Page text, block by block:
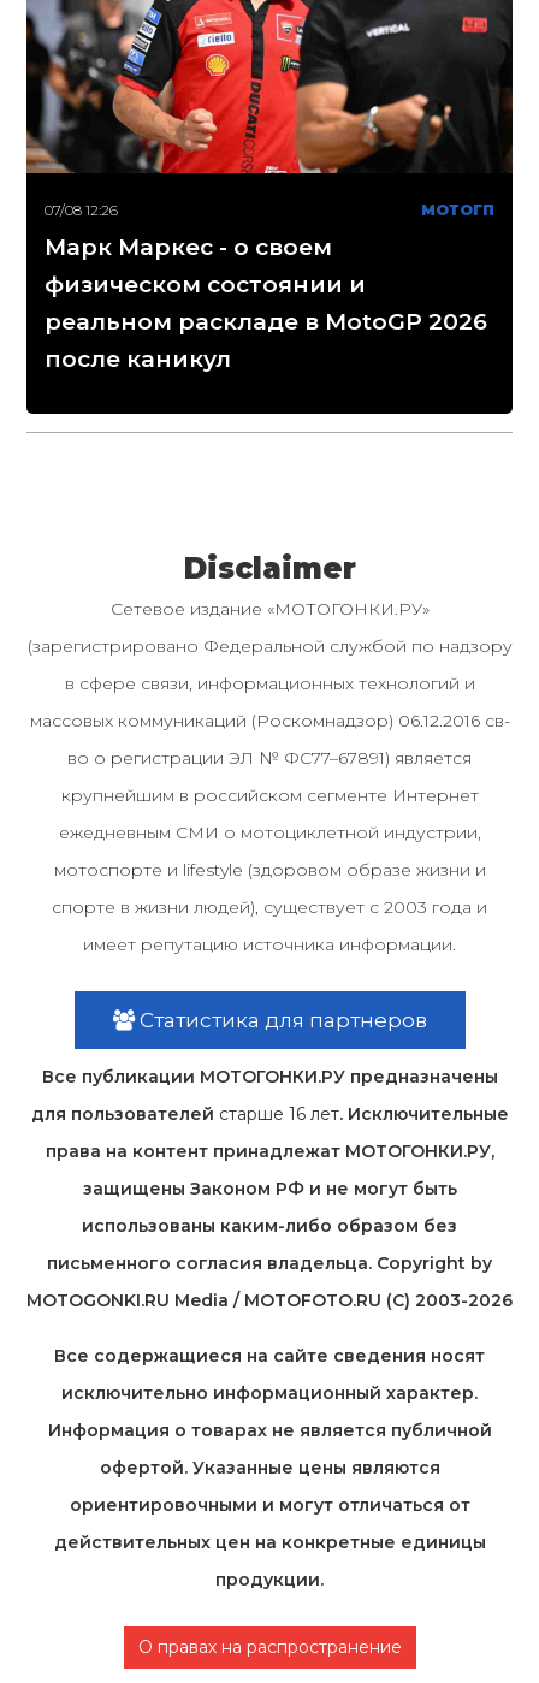
07/08 12:26 МОТОГП
Марк Маркес - о своем
физическом состоянии и
реальном раскладе в MotoGP 2026
после каникул
Disclaimer
Сетевое издание «МОТОГОНКИ.РУ»
(зарегистрировано Федеральной службой по надзору
в сфере связи, информационных технологий и
массовых коммуникаций (Роскомнадзор) 06.12.2016 св-
во о регистрации ЭЛ № ФС77–67891) является
крупнейшим в российском сегменте Интернет
ежедневным СМИ о мотоциклетной индустрии,
мотоспорте и lifestyle (здоровом образе жизни и
спорте в жизни людей), существует с 2003 года и
имеет репутацию источника информации.
Статистика для партнеров
Все публикации МОТОГОНКИ.РУ предназначены
для пользователей старше 16 лет. Исключительные
права на контент принадлежат МОТОГОНКИ.РУ,
защищены Законом РФ и не могут быть
использованы каким-либо образом без
письменного согласия владельца. Copyright by
MOTOGONKI.RU Media / MOTOFOTO.RU (C) 2003-2026
Все содержащиеся на cайте сведения носят
исключительно информационный характер.
Информация о товарах не является публичной
офертой. Указанные цены являются
ориентировочными и могут отличаться от
действительных цен на конкретные единицы
продукции.
О правах на распространение